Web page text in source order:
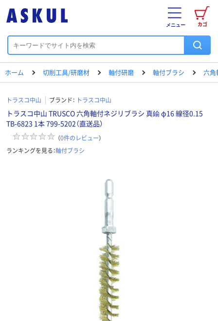
カゴ
メニュー
ホーム 切削工具/研磨材 軸付研磨 軸付ブラシ 六角
トラスコ中山 ブランド： トラスコ中山
トラスコ中山 TRUSCO 六角軸付ネジリブラシ 真鍮 φ16 線径0.15
TB-6823 1本 799-5202（直送品）
（0件のレビュー）
ランキングを見る：軸付ブラシ